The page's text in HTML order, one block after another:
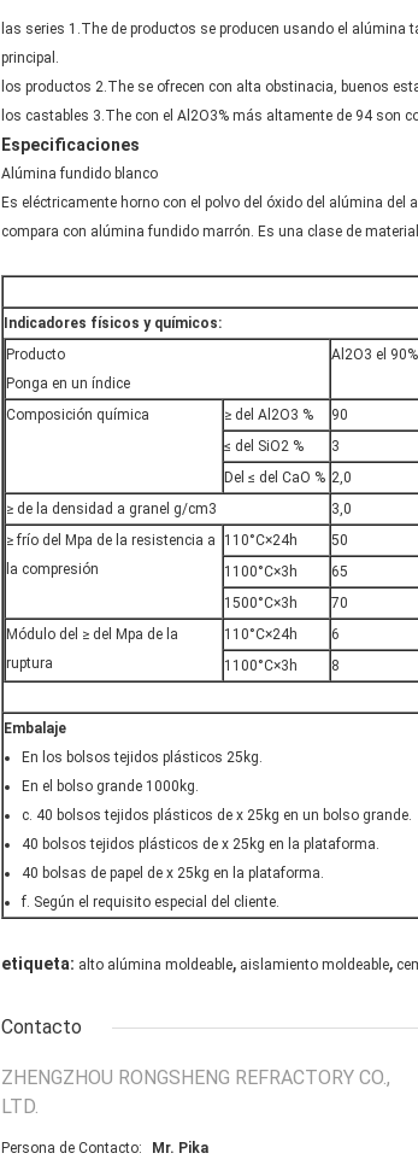
las series 1.The de productos se producen usando el
principal.
los productos 2.The se ofrecen con alta obstinacia, buenos
los castables 3.The con el Al2O3% más altamente de 94 son
Especificaciones
Alúmina fundido blanco
Es eléctricamente horno con el polvo del óxido del alúmina
compara con alúmina fundido marrón. Es una clase de
Indicadores físicos y químicos:
Producto
Ponga en un índice
Al2O3 el 90%
Composición química ≥ del Al2O3 % 90
≤ del SiO2 %
3
Del ≤ del CaO % 2,0
≥ de la densidad a granel g/cm3
3,0
≥ frío del Mpa de la resistencia a
la compresión
110°C×24h 50
1100°C×3h
65
1500°C×3h
70
Módulo del ≥ del Mpa de la
ruptura
110°C×24h 6
1100°C×3h
8
Embalaje
En los bolsos tejidos plásticos 25kg.
En el bolso grande 1000kg.
c. 40 bolsos tejidos plásticos de x 25kg en un bolso grande.
40 bolsos tejidos plásticos de x 25kg en la plataforma.
40 bolsas de papel de x 25kg en la plataforma.
f. Según el requisito especial del cliente.
etiqueta: alto alúmina moldeable, aislamiento moldeable,
Contacto
ZHENGZHOU RONGSHENG REFRACTORY CO.,
LTD.
Persona de Contacto:
Mr. Pika